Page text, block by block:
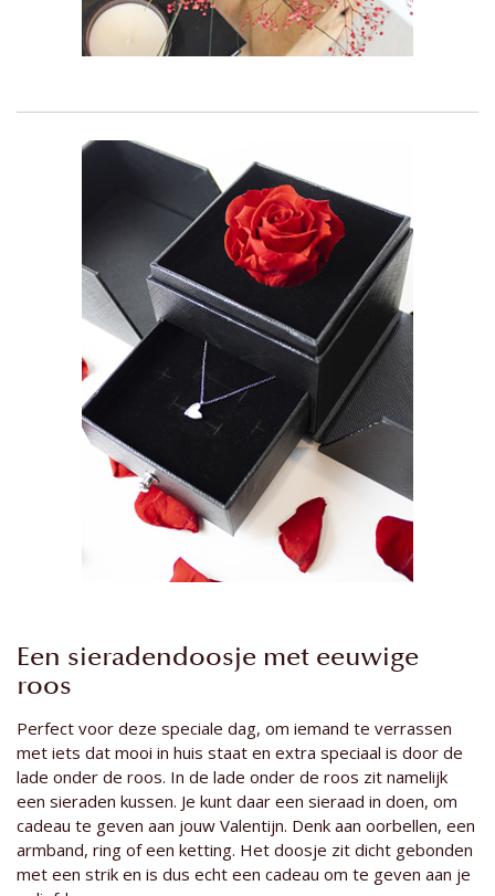
Een sieradendoosje met eeuwige
roos
Perfect voor deze speciale dag, om iemand te verrassen
met iets dat mooi in huis staat en extra speciaal is door de
lade onder de roos. In de lade onder de roos zit namelijk
een sieraden kussen. Je kunt daar een sieraad in doen, om
cadeau te geven aan jouw Valentijn. Denk aan oorbellen, een
armband, ring of een ketting. Het doosje zit dicht gebonden
met een strik en is dus echt een cadeau om te geven aan je